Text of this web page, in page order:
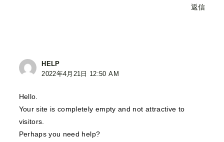
返信
HELP
2022年4月21日 12:50 AM
Hello.
Your site is completely empty and not attractive to
visitors.
Perhaps you need help?